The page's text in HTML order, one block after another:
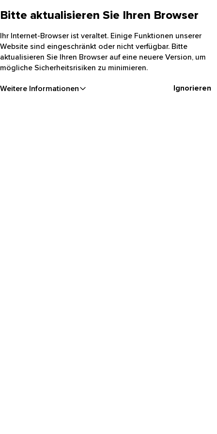
Bitte aktualisieren Sie Ihren Browser
Ihr Internet-Browser ist veraltet. Einige Funktionen unserer
Website sind eingeschränkt oder nicht verfügbar. Bitte
aktualisieren Sie Ihren Browser auf eine neuere Version, um
mögliche Sicherheitsrisiken zu minimieren.
Weitere Informationen Ignorieren